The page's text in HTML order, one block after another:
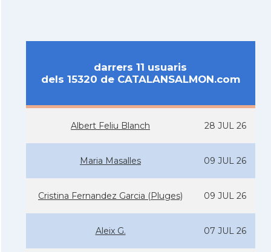
darrers 11 usuaris
dels 15320 de CATALANSALMON.com
Albert Feliu Blanch 28 JUL 26
Maria Masalles 09 JUL 26
Cristina Fernandez Garcia (Pluges) 09 JUL 26
Aleix G. 07 JUL 26